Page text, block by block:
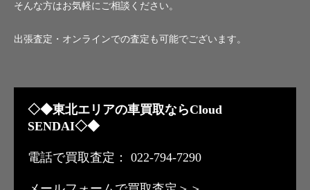
そんな方はお気軽にご相談ください。
出張査定・オンラインでの査定も可能でございます。
◇◆東北エリアの車買取ならCloud
SENDAI◇◆
電話で買取査定： 022-794-7290